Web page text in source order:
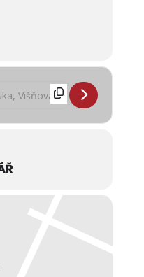
- Cirkus bude! KD Víska []
Address - Cirkus